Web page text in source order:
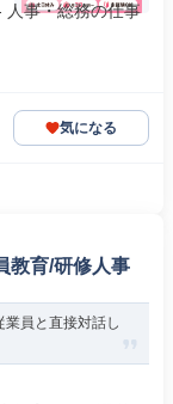
人事・総務の仕事
気になる
教育/研修人事
員と直接対話し